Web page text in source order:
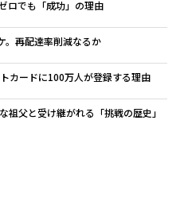
ロでも「成功」の理由
。再配達率削減なるか
カードに100万人が登録する理由
祖父と受け継がれる「挑戦の歴史」